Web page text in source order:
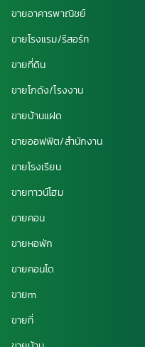
ขายอาคารพาณิชย์
ขายโรงแรม/รีสอร์ท
ขายที่ดิน
ขายโกดัง/โรงงาน
ขายบ้านแฝด
ขายออฟฟิต/สำนักงาน
ขายโรงเรียน
ขายทาวน์โฮม
ขายคอน
ขายหอพัก
ขายคอนโด
ขายm
ขายที่